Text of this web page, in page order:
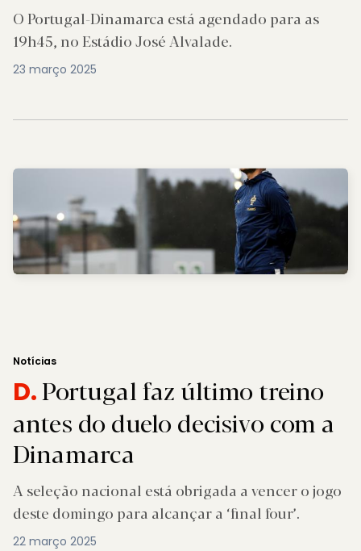
O Portugal-Dinamarca está agendado para as
19h45, no Estádio José Alvalade.
23 março 2025
Notícias
D.Portugal faz último treino
antes do duelo decisivo com a
Dinamarca
A seleção nacional está obrigada a vencer o jogo
deste domingo para alcançar a ‘final four’.
22 março 2025